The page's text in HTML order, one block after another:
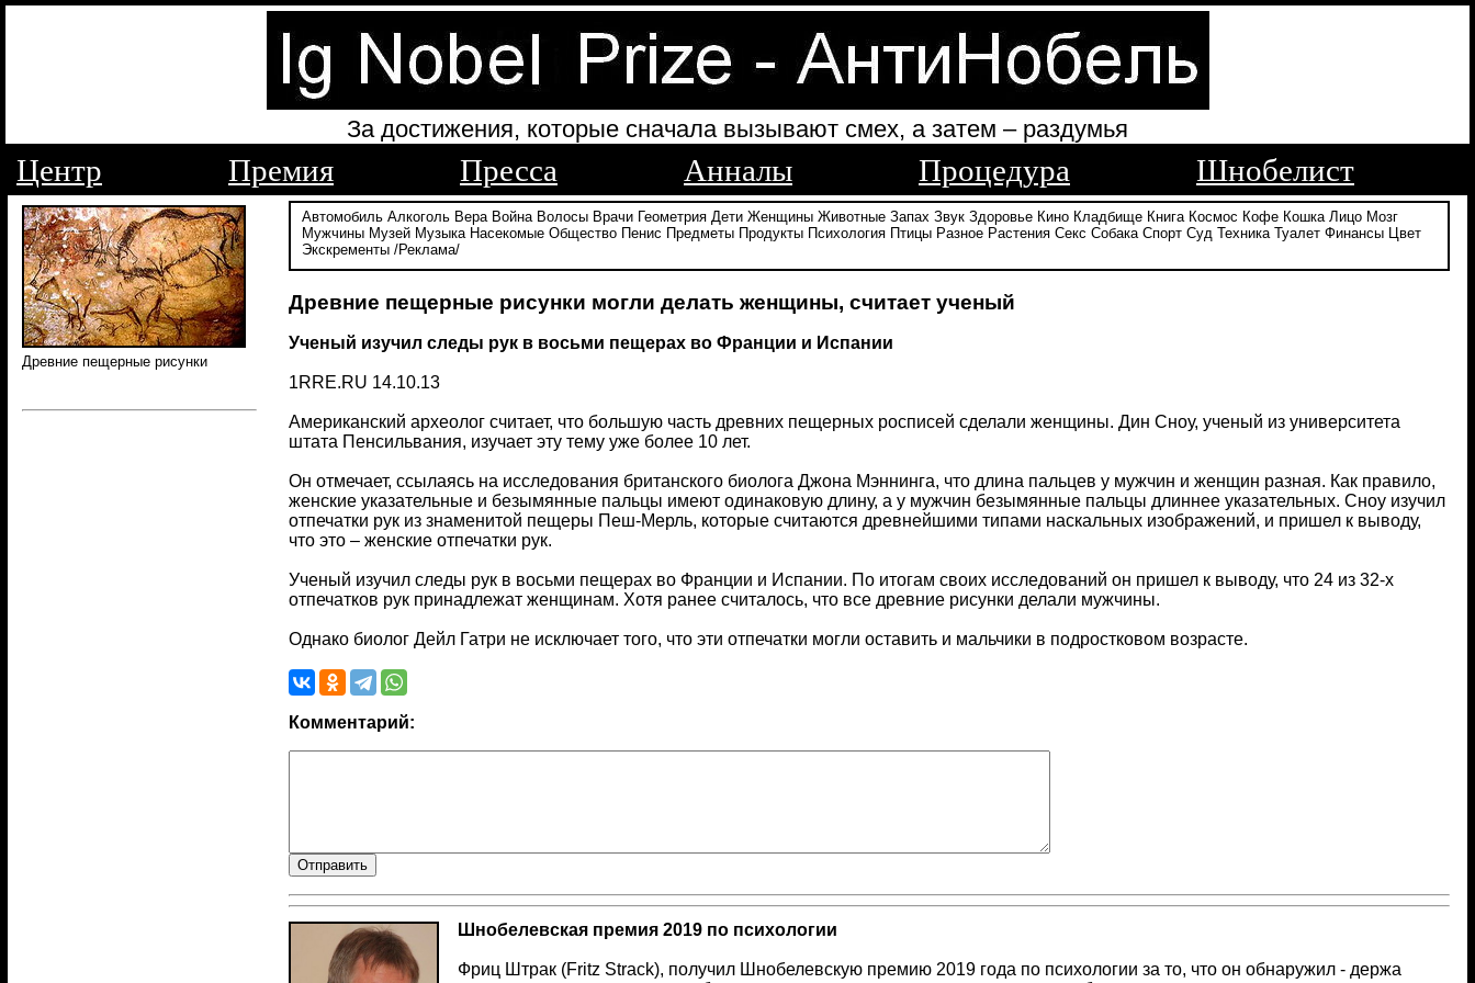
За достижения, которые сначала вызывают смех, а затем – раздумья
Центр Премия Пресса Анналы Процедура Шнобелист
Древние пещерные рисунки
Автомобиль Алкоголь Вера Война Волосы Врачи Геометрия Дети Женщины Животные Запах Звук Здоровье Кино Кладбище Книга Космос Кофе Кошка Лицо Мозг
Мужчины Музей Музыка Насекомые Общество Пенис Предметы Продукты Психология Птицы Разное Растения Секс Собака Спорт Суд Техника Туалет Финансы
Цвет
Экскременты /Реклама/
Древние пещерные рисунки могли делать женщины, считает ученый
Ученый изучил следы рук в восьми пещерах во Франции и Испании
1RRE.RU 14.10.13
Американский археолог считает, что большую часть древних пещерных росписей сделали женщины. Дин Сноу, ученый из университета
штата Пенсильвания, изучает эту тему уже более 10 лет.
Он отмечает, ссылаясь на исследования британского биолога Джона Мэннинга, что длина пальцев у мужчин и женщин разная. Как правило,
женские указательные и безымянные пальцы имеют одинаковую длину, а у мужчин безымянные пальцы длиннее указательных. Сноу изучил
отпечатки рук из знаменитой пещеры Пеш-Мерль, которые считаются древнейшими типами наскальных изображений, и пришел к выводу,
что это – женские отпечатки рук.
Ученый изучил следы рук в восьми пещерах во Франции и Испании. По итогам своих исследований он пришел к выводу, что 24 из 32-х
отпечатков рук принадлежат женщинам. Хотя ранее считалось, что все древние рисунки делали мужчины.
Однако биолог Дейл Гатри не исключает того, что эти отпечатки могли оставить и мальчики в подростковом возрасте.
Комментарий:
Шнобелевская премия 2019 по психологии
Фриц Штрак (Fritz Strack), получил Шнобелевскую премию 2019 года по психологии за то, что он обнаружил - держа